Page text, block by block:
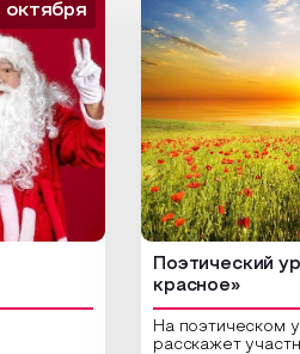
октября
Поэтический
красное»
На поэтическом
расскажет